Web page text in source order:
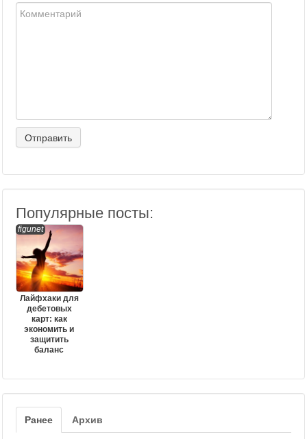
Популярные посты:
figunet
Лайфхаки для
дебетовых
карт: как
экономить и
защитить
баланс
Ранее Архив